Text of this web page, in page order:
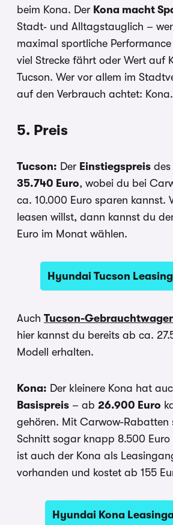
beim Kona. Der Kona macht
Stadt‑ und Alltagstauglich –
maximal sportliche
viel Strecke fährt oder Wert auf
Tucson. Wer vor allem im
auf den Verbrauch achtet: Kona.
5. Preis
Tucson: Der Einstiegspreis des
35.740 Euro, wobei du bei
ca. 10.000 Euro sparen kannst.
leasen willst, dann kannst du
Euro im Monat wählen.
Hyundai Tucson
Auch Tucson-
hier kannst du bereits ab ca.
Modell erhalten.
Kona: Der kleinere Kona hat
Basispreis – ab 26.900 Euro
gehören. Mit Carwow-Rabatten
Schnitt sogar knapp 8.500
ist auch der Kona als
vorhanden und kostet ab 155
Hyundai Kona